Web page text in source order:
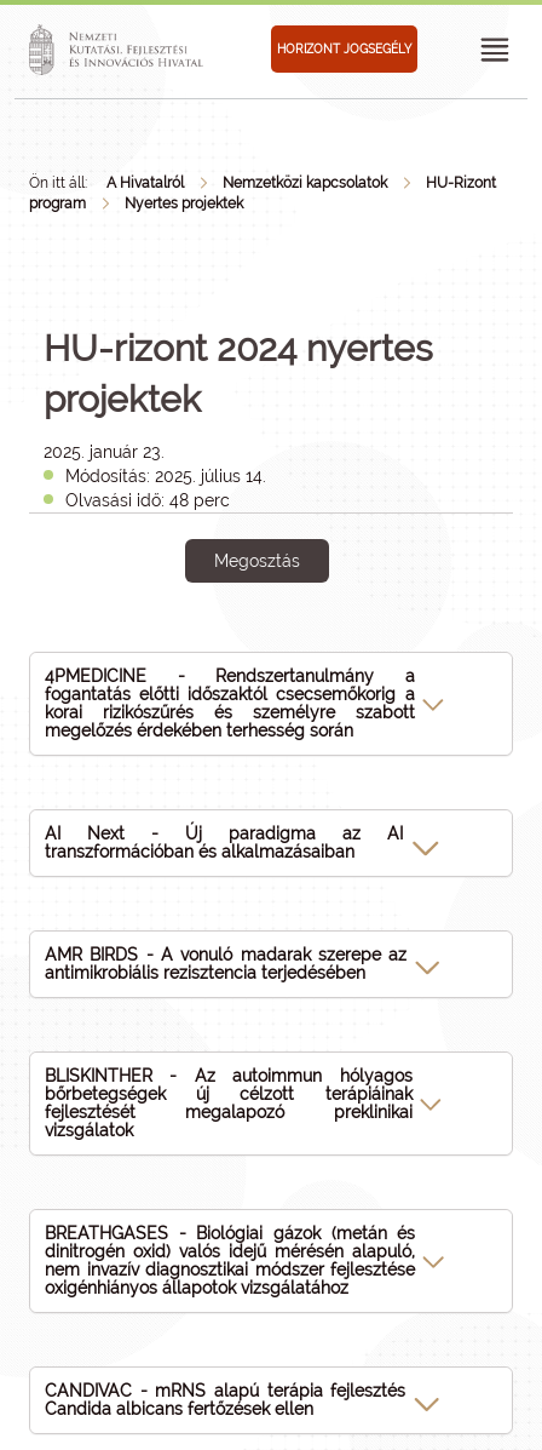
HORIZONT JOGSEGÉLY
Ön itt áll: A Hivatalról Nemzetközi kapcsolatok
HU-Rizont
program
Nyertes projektek
HU-rizont 2024 nyertes
projektek
2025. január 23.
Módosítás: 2025. július 14.
Olvasási idő: 48 perc
Megosztás
4PMEDICINE - Rendszertanulmány a
fogantatás előtti időszaktól csecsemőkorig a
korai rizikószűrés és személyre szabott
megelőzés érdekében terhesség során
AI Next - Új paradigma az AI
transzformációban és alkalmazásaiban
AMR BIRDS - A vonuló madarak szerepe az
antimikrobiális rezisztencia terjedésében
BLISKINTHER - Az autoimmun hólyagos
bőrbetegségek új célzott terápiáinak
fejlesztését megalapozó preklinikai
vizsgálatok
BREATHGASES - Biológiai gázok (metán és
dinitrogén oxid) valós idejű mérésén alapuló,
nem invazív diagnosztikai módszer fejlesztése
oxigénhiányos állapotok vizsgálatához
CANDIVAC - mRNS alapú terápia fejlesztés
Candida albicans fertőzések ellen